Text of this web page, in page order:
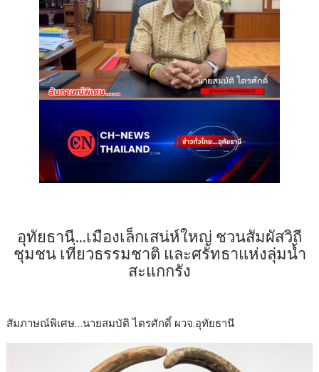
อุทัยธานี…เมืองเล็กเสน่ห์ใหญ่ ชวนสัมผัสวิถี
ชุมชน เที่ยวธรรมชาติ และศรัทธาแห่งลุ่มน้ำ
สะแกกรัง
สัมภาษณ์พิเศษ…นายสมบัติ ไตรศักดิ์ ผวจ.อุทัยธานี